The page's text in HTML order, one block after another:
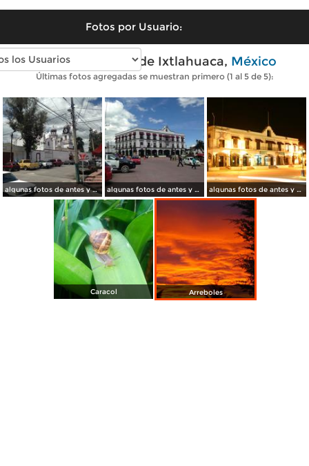
Fotos por Usuario:
Fotos modernas de Ixtlahuaca, México
Últimas fotos agregadas se muestran primero (1 al 5 de 5):
algunas fotos de antes y de ahora algunas fotos de antes y de ahora algunas fotos de antes y de ahora
Caracol Arreboles